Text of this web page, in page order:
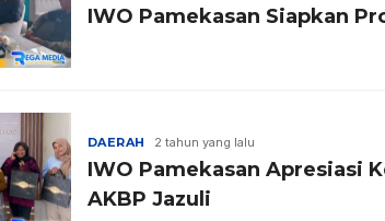
IWO Pamekasan Siapkan
DAERAH 2 tahun yang lalu
IWO Pamekasan Apresiasi
AKBP Jazuli